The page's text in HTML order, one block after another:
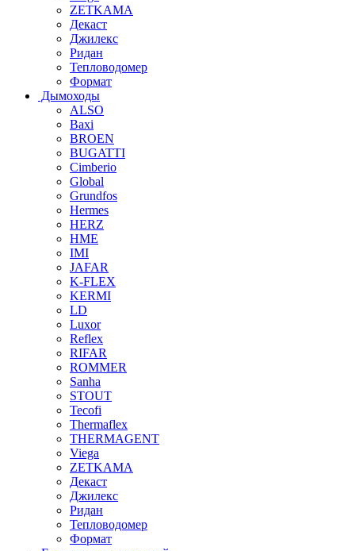
ZETKAMA
Декаст
Джилекс
Ридан
Тепловодомер
Формат
Дымоходы
ALSO
Baxi
BROEN
BUGATTI
Cimberio
Global
Grundfos
Hermes
HERZ
HME
IMI
JAFAR
K-FLEX
KERMI
LD
Luxor
Reflex
RIFAR
ROMMER
Sanha
STOUT
Tecofi
Thermaflex
THERMAGENT
Viega
ZETKAMA
Декаст
Джилекс
Ридан
Тепловодомер
Формат